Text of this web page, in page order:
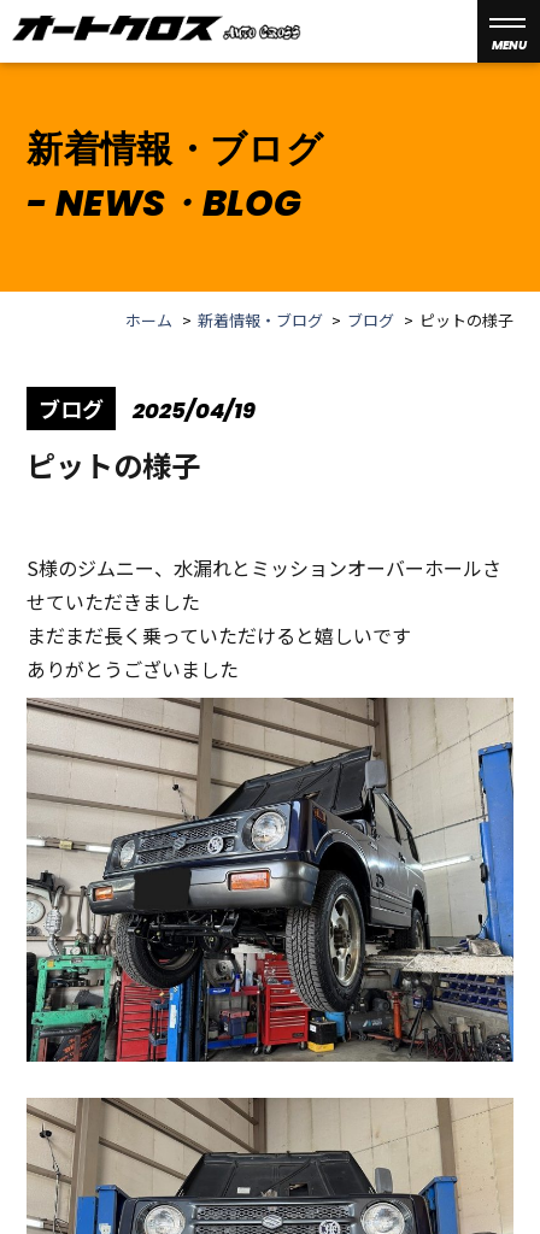
MENU
新着情報・ブログ
NEWS・BLOG
ホーム 新着情報・ブログ ブログ ピットの様子
ブログ 2025/04/19
ピットの様子
S様のジムニー、水漏れとミッションオーバーホールさ
せていただきました
まだまだ長く乗っていただけると嬉しいです
ありがとうございました